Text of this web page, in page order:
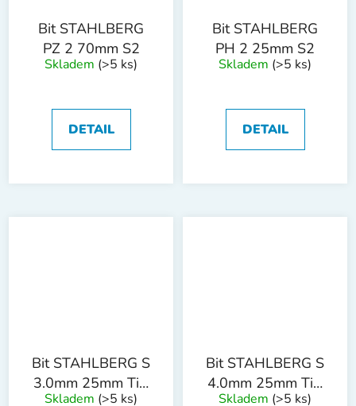
Bit STAHLBERG
PZ 2 70mm S2
Skladem (>5 ks)
DETAIL
Bit STAHLBERG
PH 2 25mm S2
Skladem (>5 ks)
DETAIL
Bit STAHLBERG S
3.0mm 25mm TiN
Skladem (>5 ks)
Bit STAHLBERG S
4.0mm 25mm TiN
Skladem (>5 ks)